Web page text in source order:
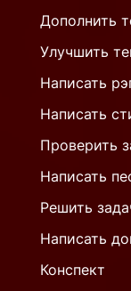
Дополнить
Улучшить
Написать
Написать
Проверить
Написать
Решить
Написать
Конспект